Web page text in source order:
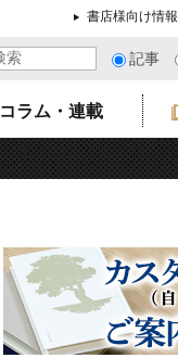
書店様向け情報
記事
コラム・連載